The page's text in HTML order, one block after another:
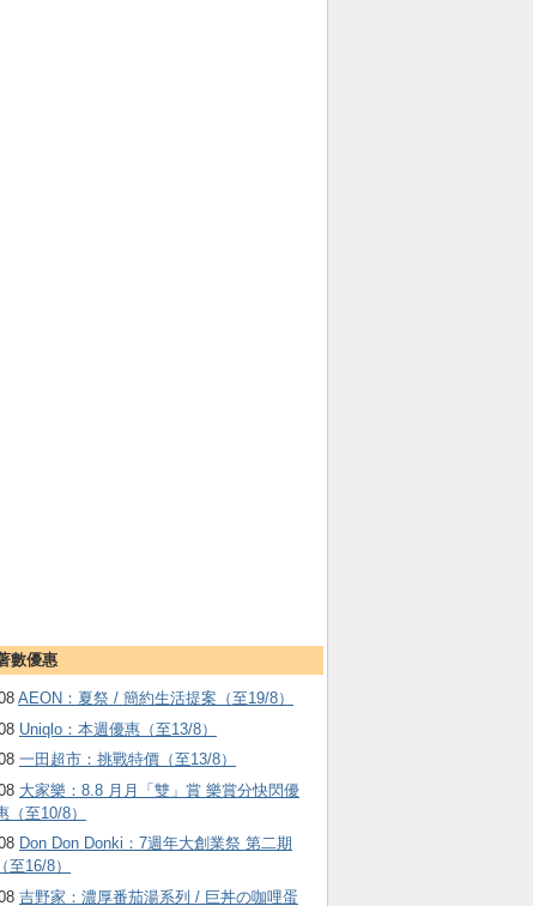
數優惠
AEON：夏祭 / 簡約生活提案（至19/8）
Uniqlo：本週優惠（至13/8）
一田超市：挑戰特價（至13/8）
大家樂：8.8 月月「雙」賞 樂賞分快閃優
（至10/8）
Don Don Donki：7週年大創業祭 第二期
（至16/8）
吉野家：濃厚番茄湯系列 / 巨丼の咖哩蛋